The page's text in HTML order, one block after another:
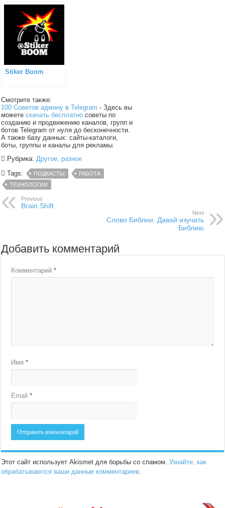
Stiker Boom
Смотрите также:
100 Советов админу в Telegram - Здесь вы
можетескачать бесплатно советы по
созданию и продвижению каналов, групп и
ботов Telegram от нуля до бесконечности.
А также базу данных: сайты-каталоги,
боты, группы и каналы для рекламы.
Рубрика:Другое, разное
Tags:
ПОДКАСТЫ
РАБОТА
ТЕХНОЛОГИИ
Previous
Brain Shift
Next
Слово Библии. Давай изучать
Библию
Добавить комментарий
Комментарий*
Имя*
Email*
Этот сайт использует Akismet для борьбы со спамом.Узнайте, как
обрабатываются ваши данные комментариев.